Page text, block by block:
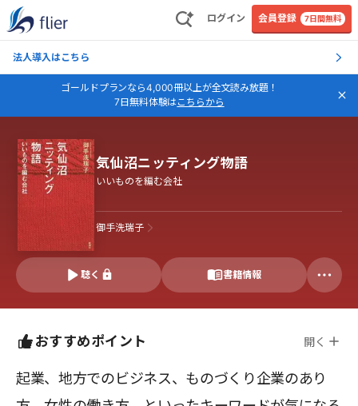
ログイン 会員登録 7日間無料
法人導入はこちら
ゴールドプランなら4,000冊以上が全文読み放題！
7日無料体験はこちらから
気仙沼ニッティング物語
いいものを編む会社
御手洗瑞子
聴く 書籍情報
おすすめポイント 開く
起業、地方でのビジネス、ものづくり企業のあり